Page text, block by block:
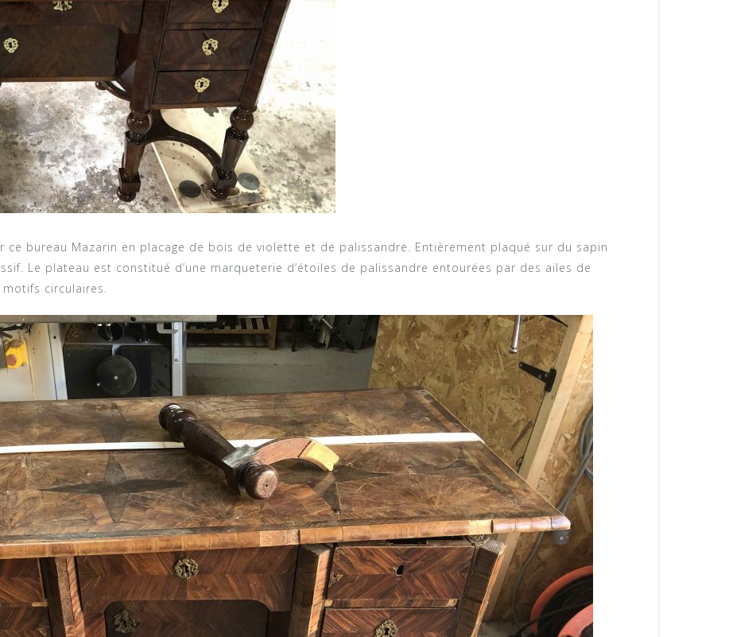
bureau Mazarin en placage de bois de violette et de palissandre. Entièrement plaqué sur du sapin
Le plateau est constitué d’une marqueterie d’étoiles de palissandre entourées par des ailes de
circulaires.